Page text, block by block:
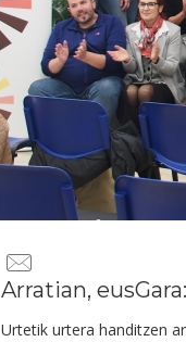
Arratian,
Urtetik urtera handitzen